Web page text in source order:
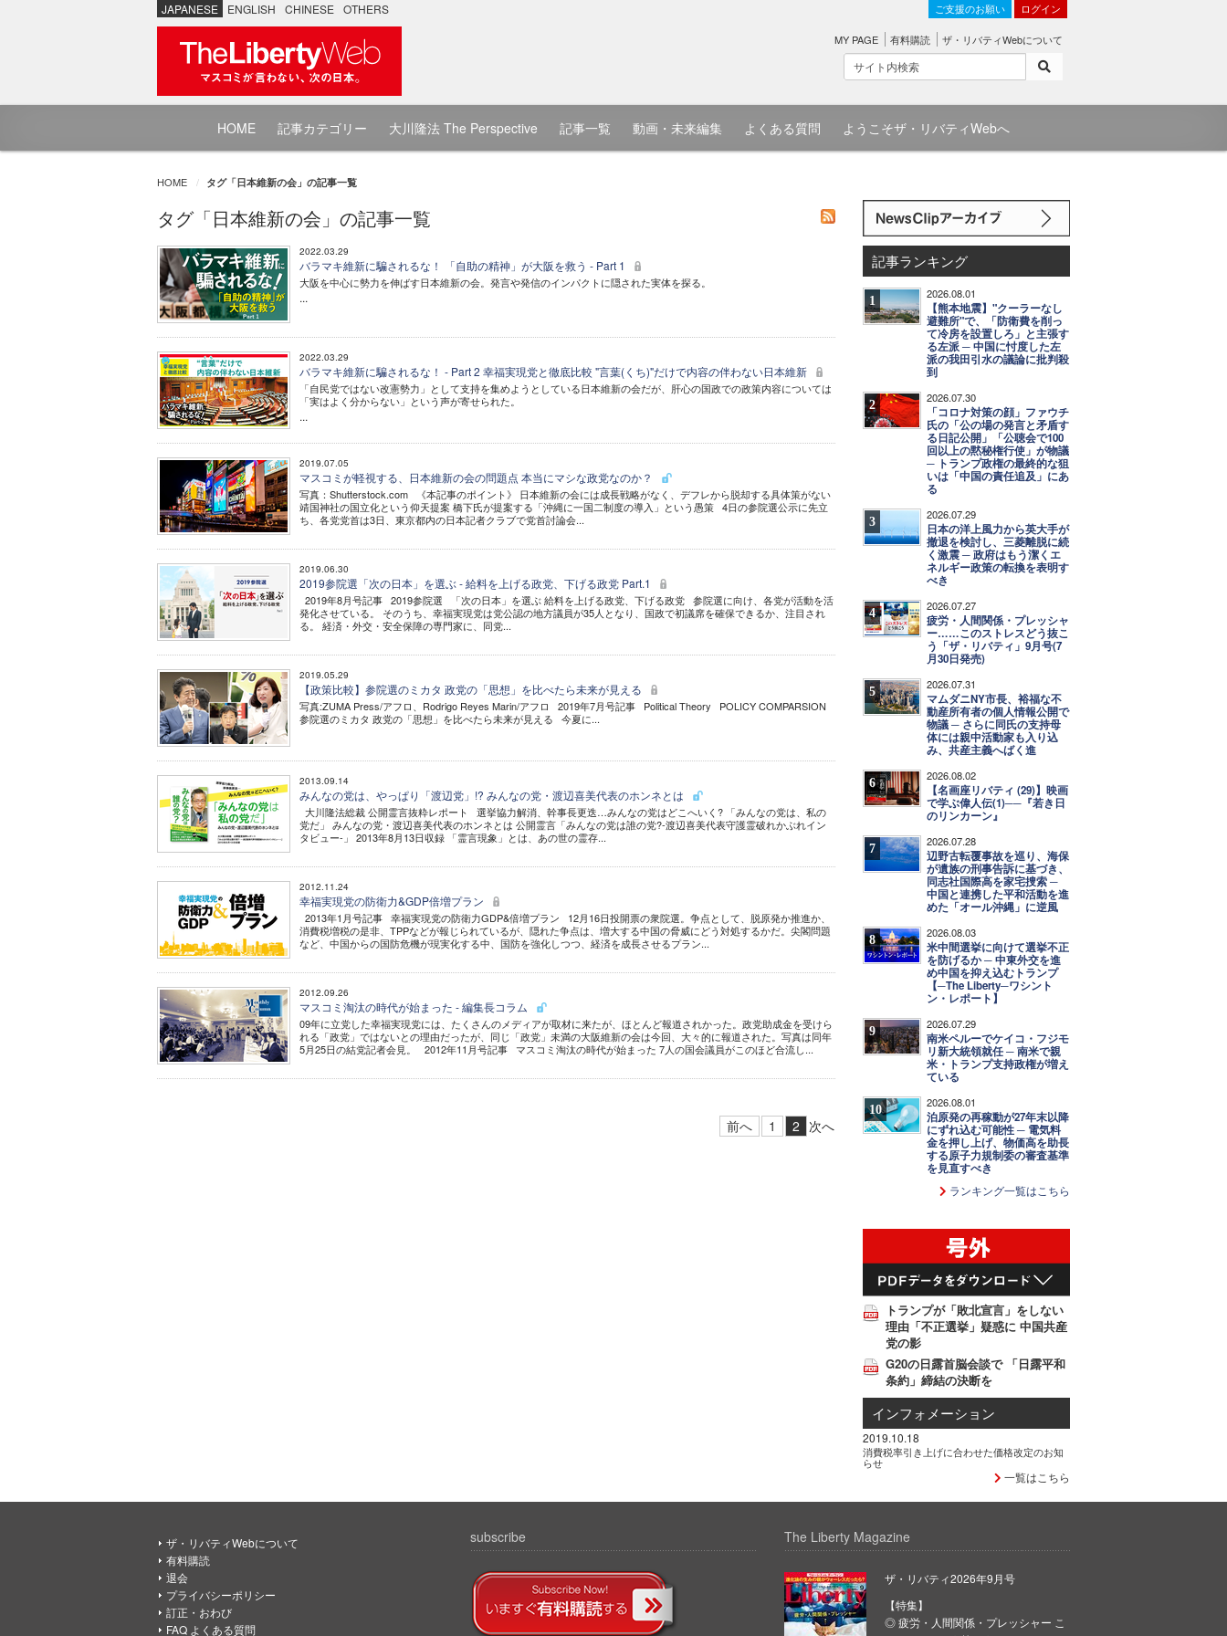
JAPANESE ENGLISH CHINESE OTHERS ご支援のお願い ログイン
MY PAGE 有料購読 ザ・リバティWebについて
HOME 記事カテゴリー 大川隆法 The Perspective 記事一覧 動画・未来編集 よくある質問 ようこそザ・リバティWebへ
HOME タグ「日本維新の会」の記事一覧
タグ「日本維新の会」の記事一覧
2022.03.29
バラマキ維新に騙されるな！ 「自助の精神」が大阪を救う - Part 1
大阪を中心に勢力を伸ばす日本維新の会。発言や発信のインパクトに隠された実体を探る。
...
2022.03.29
バラマキ維新に騙されるな！ - Part 2 幸福実現党と徹底比較 "言葉(くち)"だけで内容の伴わない日本維新
「自民党ではない改憲勢力」として支持を集めようとしている日本維新の会だが、肝心の国政での政策内容については
「実はよく分からない」という声が寄せられた。
...
2019.07.05
マスコミが軽視する、日本維新の会の問題点 本当にマシな政党なのか？
写真：Shutterstock.com 《本記事のポイント》 日本維新の会には成長戦略がなく、デフレから脱却する具体策がない
靖国神社の国立化という仰天提案 橋下氏が提案する「沖縄に一国二制度の導入」という愚策 4日の参院選公示に先立
ち、各党党首は3日、東京都内の日本記者クラブで党首討論会...
2019.06.30
2019参院選「次の日本」を選ぶ - 給料を上げる政党、下げる政党 Part.1
2019年8月号記事 2019参院選 「次の日本」を選ぶ 給料を上げる政党、下げる政党 参院選に向け、各党が活動を活
発化させている。 そのうち、幸福実現党は党公認の地方議員が35人となり、国政で初議席を確保できるか、注目され
る。 経済・外交・安全保障の専門家に、同党...
2019.05.29
【政策比較】参院選のミカタ 政党の「思想」を比べたら未来が見える
写真:ZUMA Press/アフロ、Rodrigo Reyes Marin/アフロ 2019年7月号記事 Political Theory POLICY COMPARSION
参院選のミカタ 政党の「思想」を比べたら未来が見える 今夏に...
2013.09.14
みんなの党は、やっぱり「渡辺党」!? みんなの党・渡辺喜美代表のホンネとは
大川隆法総裁 公開霊言抜粋レポート 選挙協力解消、幹事長更迭…みんなの党はどこへいく? 「みんなの党は、私の
党だ」 みんなの党・渡辺喜美代表のホンネとは 公開霊言「みんなの党は誰の党?-渡辺喜美代表守護霊破れかぶれイン
タビュー-」 2013年8月13日収録 「霊言現象」とは、あの世の霊存...
2012.11.24
幸福実現党の防衛力&GDP倍増プラン
2013年1月号記事 幸福実現党の防衛力GDP&倍増プラン 12月16日投開票の衆院選。争点として、脱原発か推進か、
消費税増税の是非、TPPなどが報じられているが、隠れた争点は、増大する中国の脅威にどう対処するかだ。尖閣問題
など、中国からの国防危機が現実化する中、国防を強化しつつ、経済を成長させるプラン...
2012.09.26
マスコミ淘汰の時代が始まった - 編集長コラム
09年に立党した幸福実現党には、たくさんのメディアが取材に来たが、ほとんど報道されかった。政党助成金を受けら
れる「政党」ではないとの理由だったが、同じ「政党」未満の大阪維新の会は今回、大々的に報道された。写真は同年
5月25日の結党記者会見。 2012年11月号記事 マスコミ淘汰の時代が始まった 7人の国会議員がこのほど合流し...
前へ 1 2 次へ
記事ランキング
1 2026.08.01
【熊本地震】"クーラーなし
避難所"で、「防衛費を削っ
て冷房を設置しろ」と主張す
る左派 ─ 中国に忖度した左
派の我田引水の議論に批判殺
到
2 2026.07.30
「コロナ対策の顔」ファウチ
氏の「公の場の発言と矛盾す
る日記公開」「公聴会で100
回以上の黙秘権行使」が物議
─ トランプ政権の最終的な狙
いは「中国の責任追及」にあ
る
3 2026.07.29
日本の洋上風力から英大手が
撤退を検討し、三菱離脱に続
く激震 ─ 政府はもう潔くエ
ネルギー政策の転換を表明す
べき
4 2026.07.27
疲労・人間関係・プレッシャ
ー……このストレスどう抜こ
う「ザ・リバティ」9月号(7
月30日発売)
5 2026.07.31
マムダニNY市長、裕福な不
動産所有者の個人情報公開で
物議 ─ さらに同氏の支持母
体には親中活動家も入り込
み、共産主義へばく進
6 2026.08.02
【名画座リバティ (29)】映画
で学ぶ偉人伝(1)──『若き日
のリンカーン』
7 2026.07.28
辺野古転覆事故を巡り、海保
が遺族の刑事告訴に基づき、
同志社国際高を家宅捜索 ─
中国と連携した平和活動を進
めた「オール沖縄」に逆風
8 2026.08.03
米中間選挙に向けて選挙不正
を防げるか ─ 中東外交を進
め中国を抑え込むトランプ
【─The Liberty─ワシント
ン・レポート】
9 2026.07.29
南米ペルーでケイコ・フジモ
リ新大統領就任 ─ 南米で親
米・トランプ支持政権が増え
ている
10 2026.08.01
泊原発の再稼動が27年末以降
にずれ込む可能性 ─ 電気料
金を押し上げ、物価高を助長
する原子力規制委の審査基準
を見直すべき
ランキング一覧はこちら
トランプが「敗北宣言」をしない
理由「不正選挙」疑惑に 中国共産
党の影
G20の日露首脳会談で 「日露平和
条約」締結の決断を
インフォメーション
2019.10.18
消費税率引き上げに合わせた価格改定のお知
らせ
一覧はこちら
ザ・リバティWebについて
有料購読
退会
プライバシーポリシー
訂正・おわび
FAQ よくある質問
subscribe The Liberty Magazine
ザ・リバティ2026年9月号
【特集】
◎ 疲労・人間関係・プレッシャー こ